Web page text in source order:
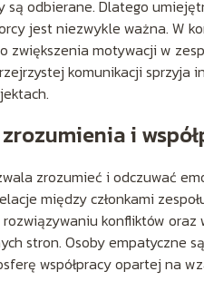
są odbierane. Dlatego
jest niezwykle ważna. W
zwiększenia motywacji w
komunikacji sprzyja
i
zrozumieć i odczuwać
między członkami
konfliktów
stron. Osoby empatyczne
współpracy opartej na